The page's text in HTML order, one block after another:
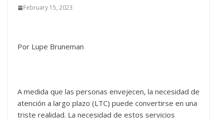
February 15, 2023
Por Lupe Bruneman
A medida que las personas envejecen, la necesidad de
atención a largo plazo (LTC) puede convertirse en una
triste realidad. La necesidad de estos servicios